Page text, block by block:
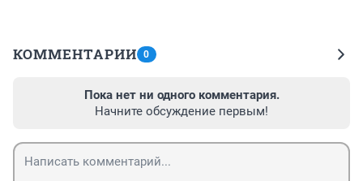
КОММЕНТАРИИ 0
Пока нет ни одного комментария.
Начните обсуждение первым!